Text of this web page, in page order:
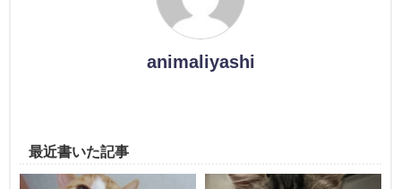
animaliyashi
最近書いた記事